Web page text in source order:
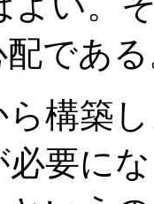
であ
構築
必要に